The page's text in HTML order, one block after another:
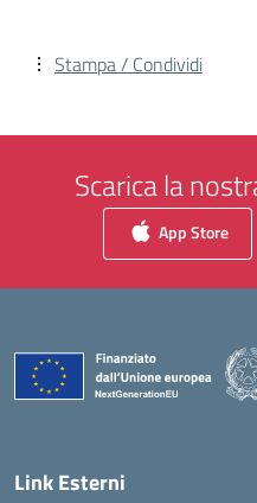
Stampa / Condividi
Scarica la
App Store
Link Esterni